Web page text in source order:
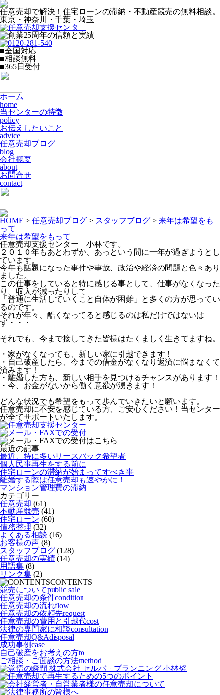
任意売却で解決！住宅ローンの滞納・不動産競売の無料相談。
東京・神奈川・千葉・埼玉
■全国対応
■相談無料
■365日受付
ホーム
home
当センターの特徴
policy
お伝えしたいこと
advice
任意売却ブログ
blog
会社概要
about
お問合せ
contact
HOME > 任意売却ブログ > スタッフブログ > 来年は希望をも
って
来年は希望をもって
任意売却支援センター 小林です。
２０１０年もあとわずか、あっという間に一年が過ぎようとし
ています。
今年も話題になった事件や事故、政治や経済の問題と色々あり
ました。
この仕事をしていると特に感じる事として、仕事がなくなった
り、収入が減ったりして
「普通に生活していくこと自体が困難」と多くの方が思ってい
るのです。
それが年々、酷くなってると感じるのは私だけではないは
ず・・・
それでも、今まで接してきた皆様はたくましく生きてますね。
・家がなくなっても、新しい家に引越できます！
・自己破産したら、今までの借金がなくなり返済に悩まなくて
済みます！
・離婚した方も、新しい相手を見つけるチャンスがあります！
・今、お金がないから働く意欲が湧きます！
どんな状況でも希望をもって歩んでいきたいと願います。
任意売却に不安を感じている方、ご安心ください！当センター
が全てサポートいたします。
最近の記事
最近、特に多いリースバック希望者
個人民事再生をする前に
住宅ローンの滞納が始まってすべき事
離婚する際は任意売却も速やかに！
マンション管理費の滞納
カテゴリー
任意売却 (61)
不動産競売 (41)
住宅ローン (60)
債務整理 (32)
よくある相談 (16)
お客様の声 (8)
スタッフブログ (128)
任意売却の実績 (14)
用語集 (8)
リンク集 (2)
CONTENTS
競売についてpublic sale
任意売却の条件condition
任意売却の流れflow
任意売却の依頼先request
任意売却の費用と引越代cost
法律の専門家に相談consultation
任意売却Q&Adisposal
成功事例case
自己破産をお考えの方to
ご相談・ご面談の方法method